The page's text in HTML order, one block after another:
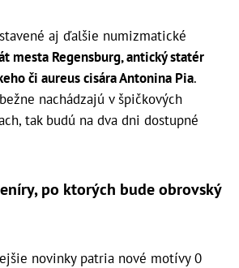
aj ďalšie numizmatické
mesta Regensburg, antický statér
či aureus cisára Antonina Pia.
nachádzajú v špičkových
tak budú na dva dni dostupné
po ktorých bude obrovský
novinky patria nové motívy 0